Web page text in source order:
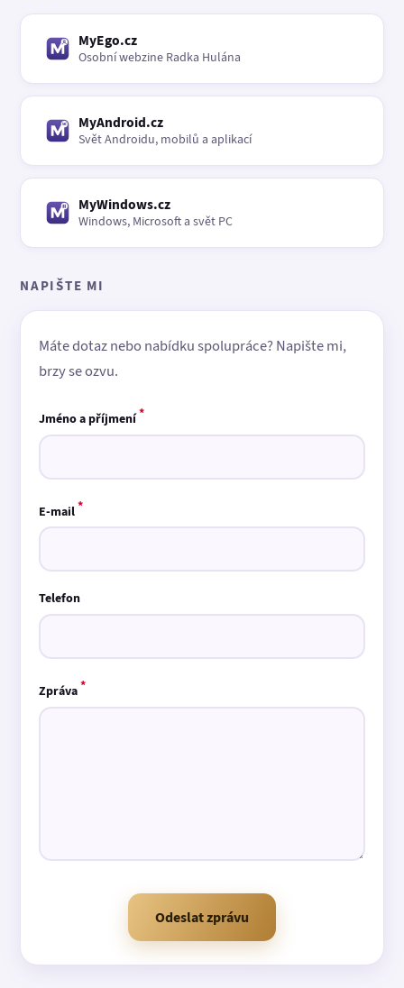
MyEgo.cz
Osobní webzine Radka Hulána
MyAndroid.cz
Svět Androidu, mobilů a aplikací
MyWindows.cz
Windows, Microsoft a svět PC
NAPIŠTE MI
Máte dotaz nebo nabídku spolupráce? Napište mi,
brzy se ozvu.
Jméno a příjmení*
E-mail*
Telefon
Zpráva*
Odeslat zprávu